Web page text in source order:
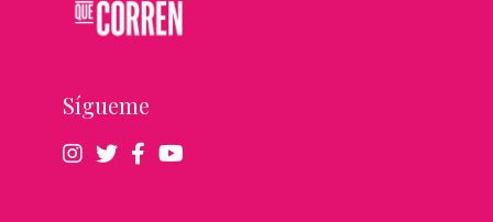
Sígueme